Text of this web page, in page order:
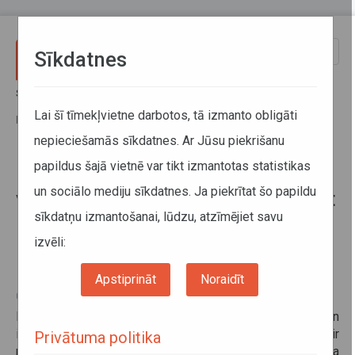
Sākums
kravas pārkraušanas vai piekabes/puspiekabes pārkabināšanas metodi
Kravu pārvadājumi no trešajām
valstīm uz Kazahstānu, izmantojot
kravas pārkraušanas vai
piekabes/puspiekabes
pārkabināšanas metodi
03. oktobris 2022
Informējam, ka saskaņā ar Kazahstānas Rūpniecības un
infrastruktūras attīstības ministrijas informāciju ir
mainījusies atļauju sistēmas pielietošanas procedūra
Sīkdatnes
Lai šī tīmekļvietne darbotos, tā izmanto obligāti
nepieciešamās sīkdatnes. Ar Jūsu piekrišanu
papildus šajā vietnē var tikt izmantotas statistikas
un sociālo mediju sīkdatnes. Ja piekrītat šo papildu
sīkdatņu izmantošanai, lūdzu, atzīmējiet savu
izvēli:
Apstiprināt Noraidīt
Privātuma politika